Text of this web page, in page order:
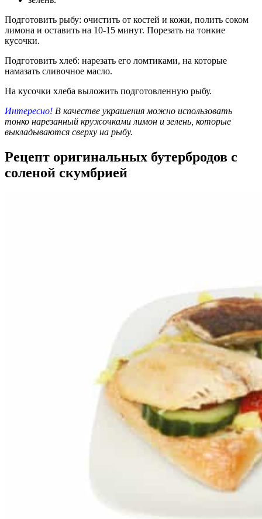
Подготовить рыбу: очистить от костей и кожи, полить соком
лимона и оставить на 10-15 минут. Порезать на тонкие
кусочки.
Подготовить хлеб: нарезать его ломтиками, на которые
намазать сливочное масло.
На кусочки хлеба выложить подготовленную рыбу.
Интересно! В качестве украшения можно использовать
тонко нарезанный кружочками лимон и зелень, которые
выкладываются сверху на рыбу.
Рецепт оригинальных бутербродов с
соленой скумбрией